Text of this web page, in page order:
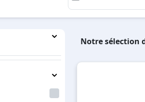
Notre sélection